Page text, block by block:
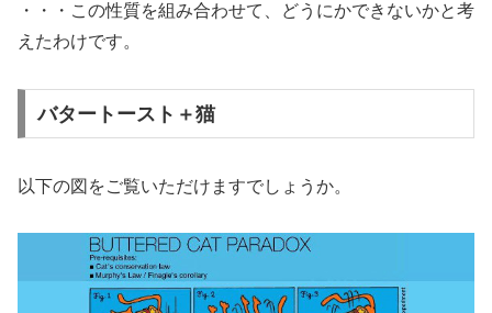
・・・この性質を組み合わせて、どうにかできないかと考
えたわけです。
バタートースト＋猫
以下の図をご覧いただけますでしょうか。